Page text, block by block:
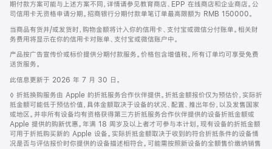
期付款方案可能与上述方案不同，详情请参见教育商店、EPP 在线商店和企业商店。公
司信用卡无资格申请分期。招商银行分期付款单笔订单最高限额为 RMB 150000。
当商品有货并/或发货时，购物金额将计入你的信用卡、支付宝或微信分付账单。相关财
务费用将显示在你的信用卡对账单、支付宝或微信账户中。
产品按广告宣传价或标价提供分期付款服务。价格包含增值税。所有订单均可享受免费
送货服务。
此信息更新于 2026 年 7 月 30 日。
脚
注
◊ 折抵换购服务由 Apple 的折抵服务合作伙伴提供。折抵金额报价仅为预估价，实际折
抵金额可能低于预估价值，具体金额取决于设备的状况、配置、推出年份，以及发售国家
或地区。并非所有设备均有资格获得第三方折抵服务合作伙伴提供的设备折抵金额或
Apple 提供的购新优惠。年满 18 周岁及以上者才可参与本计划。现有设备的折抵金额
可用于折抵购买新的 Apple 设备。实际折抵金额取决于收到的符合折抵条件的设备情
况是否与评估报价时你提供的设备描述相符合。可能需按照新设备的全额售价缴纳销售